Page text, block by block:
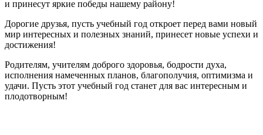
и принесут яркие победы нашему району!
Дорогие друзья, пусть учебный год откроет перед вами новый
мир интересных и полезных знаний, принесет новые успехи и
достижения!
Родителям, учителям доброго здоровья, бодрости духа,
исполнения намеченных планов, благополучия, оптимизма и
удачи. Пусть этот учебный год станет для вас интересным и
плодотворным!